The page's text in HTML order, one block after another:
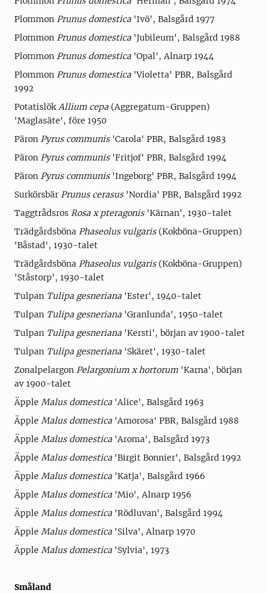
Plommon Prunus domestica 'Ivö', Balsgård 1977
Plommon Prunus domestica 'Jubileum', Balsgård 1988
Plommon Prunus domestica 'Opal', Alnarp 1944
Plommon Prunus domestica 'Violetta' PBR, Balsgård
1992
PotatislökAllium cepa (Aggregatum-Gruppen)
'Maglasäte', före 1950
Päron Pyrus communis'Carola' PBR, Balsgård 1983
Päron Pyrus communis'Fritjof' PBR, Balsgård 1994
Päron Pyrus communis'Ingeborg' PBR, Balsgård 1994
Surkörsbär Prunus cerasus'Nordia' PBR, Balsgård 1992
Taggtrådsros Rosa x pteragonis'Kärnan', 1930-talet
Trädgårdsböna Phaseolus vulgaris (Kokböna-Gruppen)
'Båstad', 1930-talet
Trädgårdsböna Phaseolus vulgaris(Kokböna-Gruppen)
'Ståstorp', 1930-talet
Tulpan Tulipa gesneriana 'Ester', 1940-talet
Tulpan Tulipa gesneriana 'Granlunda', 1950-talet
Tulpan Tulipa gesneriana 'Kersti', början av 1900-talet
Tulpan Tulipa gesneriana 'Skäret', 1930-talet
Zonalpelargon Pelargonium x hortorum 'Karna', början
av 1900-talet
Äpple Malus domestica 'Alice', Balsgård 1963
Äpple Malus domestica 'Amorosa' PBR, Balsgård 1988
Äpple Malus domestica 'Aroma', Balsgård 1973
Äpple Malus domestica 'Birgit Bonnier', Balsgård 1992
Äpple Malus domestica 'Katja', Balsgård 1966
Äpple Malus domestica 'Mio', Alnarp 1956
Äpple Malus domestica 'Rödluvan', Balsgård 1994
Äpple Malus domestica 'Silva', Alnarp 1970
Äpple Malus domestica 'Sylvia', 1973
Småland